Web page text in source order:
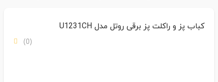
کباب پز و راکلت پز برقی روتل مدل U1231CH